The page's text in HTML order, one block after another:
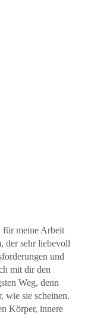
für meine Arbeit
der sehr liebevoll
und
mit dir den
Weg, denn
wie sie scheinen.
Körper, innere